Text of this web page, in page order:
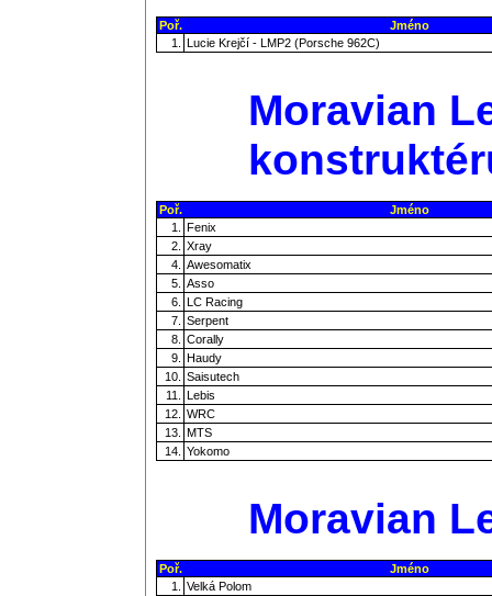
Poř.
Jméno
1.
Lucie Krejčí - LMP2 (Porsche 962C)
Moravian
Poř.
Jméno
1.
Fenix
2.
Xray
4.
Awesomatix
5.
Asso
6.
LC Racing
7.
Serpent
8.
Corally
9.
Haudy
10.
Saisutech
11.
Lebis
12.
WRC
13.
MTS
14.
Yokomo
Moravian
Poř.
Jméno
1.
Velká Polom